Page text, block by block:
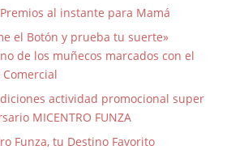
Premios al instante para Mamá
el Botón y prueba tu suerte»
de los muñecos marcados con el
actividad promocional super
MICENTRO FUNZA
Funza, tu Destino Favorito